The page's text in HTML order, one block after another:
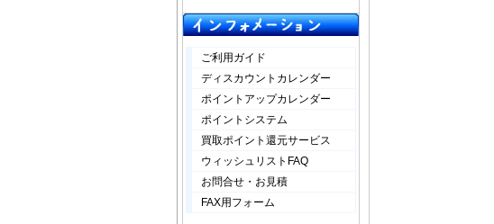
ご利用ガイド
ディスカウントカレンダー
ポイントアップカレンダー
ポイントシステム
買取ポイント還元サービス
ウィッシュリストFAQ
お問合せ・お見積
FAX用フォーム